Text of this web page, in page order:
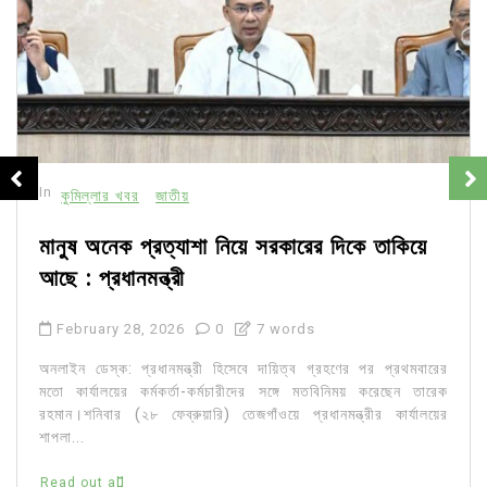
In কুমিল্লার খবর জাতীয়
মানুষ অনেক প্রত্যাশা নিয়ে সরকারের দিকে তাকিয়ে
আছে : প্রধানমন্ত্রী
February 28, 2026 0 7 words
অনলাইন ডেস্ক: প্রধানমন্ত্রী হিসেবে দায়িত্ব গ্রহণের পর প্রথমবারের
মতো কার্যালয়ের কর্মকর্তা-কর্মচারীদের সঙ্গে মতবিনিময় করেছেন তারেক
রহমান।শনিবার (২৮ ফেব্রুয়ারি) তেজগাঁওয়ে প্রধানমন্ত্রীর কার্যালয়ের
শাপলা...
Read out all